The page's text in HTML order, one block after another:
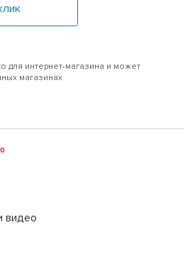
для интернет-магазина и может
магазинах
видео